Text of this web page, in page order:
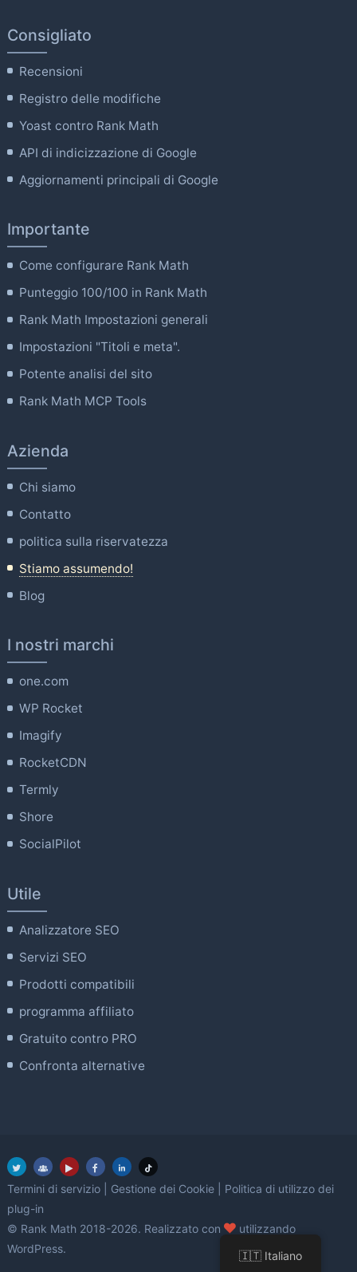
Consigliato
Recensioni
Registro delle modifiche
Yoast contro Rank Math
API di indicizzazione di Google
Aggiornamenti principali di Google
Importante
Come configurare Rank Math
Punteggio 100/100 in Rank Math
Rank Math Impostazioni generali
Impostazioni "Titoli e meta".
Potente analisi del sito
Rank Math MCP Tools
Azienda
Chi siamo
Contatto
politica sulla riservatezza
Stiamo assumendo!
Blog
I nostri marchi
one.com
WP Rocket
Imagify
RocketCDN
Termly
Shore
SocialPilot
Utile
Analizzatore SEO
Servizi SEO
Prodotti compatibili
programma affiliato
Gratuito contro PRO
Confronta alternative
Termini di servizio Gestione dei Cookie
Politica di utilizzo dei
plug-in
© Rank Math 2018-2026. Realizzato con
amore
utilizzando
WordPress.
🇮🇹 Italiano